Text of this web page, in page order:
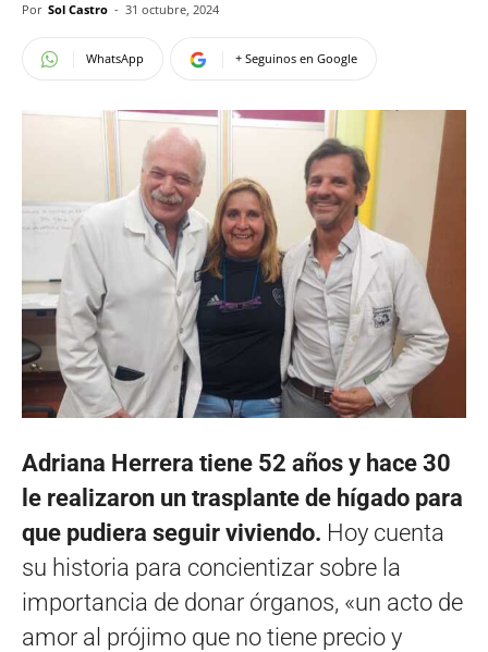
Por Sol Castro - 31 octubre, 2024
WhatsApp + Seguinos en Google
Adriana Herrera tiene 52 años y hace 30
le realizaron un trasplante de hígado para
que pudiera seguir viviendo. Hoy cuenta
su historia para concientizar sobre la
importancia de donar órganos, «un acto de
amor al prójimo que no tiene precio y